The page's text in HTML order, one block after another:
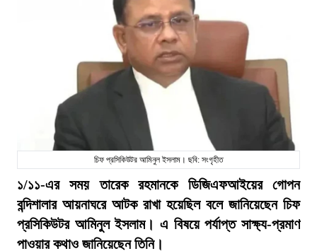
চিফ প্রসিকিউটর আমিনুল ইসলাম। ছবি: সংগৃহীত
১/১১-এর সময় তারেক রহমানকে ডিজিএফআইয়ের গোপন
বন্দিশালার আয়নাঘরে আটক রাখা হয়েছিল বলে জানিয়েছেন চিফ
প্রসিকিউটর আমিনুল ইসলাম। এ বিষয়ে পর্যাপ্ত সাক্ষ্য-প্রমাণ
পাওয়ার কথাও জানিয়েছেন তিনি।